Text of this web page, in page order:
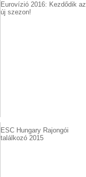
Eurovízió 2016: Kezdődik az
új szezon!
ESC Hungary Rajongói
találkozó 2015